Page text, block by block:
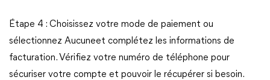
Étape 4 : Choisissez votre mode de paiement ou
sélectionnez Aucuneet complétez les informations de
facturation. Vérifiez votre numéro de téléphone pour
sécuriser votre compte et pouvoir le récupérer si besoin.